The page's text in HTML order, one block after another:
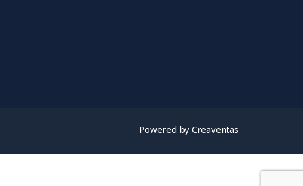
Powered by Creaventas